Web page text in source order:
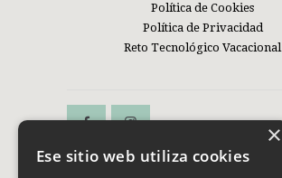
Política de Cookies
Política de Privacidad
Reto Tecnológico Vacacional
×
Ese sitio web utiliza cookies